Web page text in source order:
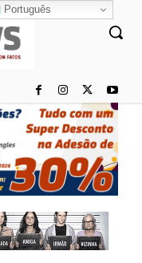
Português